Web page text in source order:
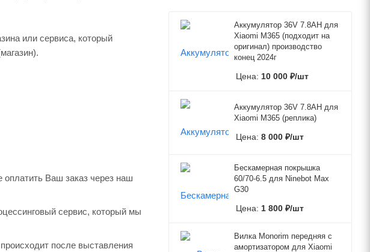
или сервиса, который
оплатить Ваш заказ через наш
сервис, который мы
после выставления
Аккумулятор 36V 7.8AH для
Xiaomi M365 (подходит на
оригинал) производство
конец 2024г
Цена: 10 000 ₽/шт
Аккумулятор 36V 7.8AH для
Xiaomi M365 (реплика)
Цена: 8 000 ₽/шт
Бескамерная покрышка
60/70-6.5 для Ninebot Max
G30
Цена: 1 800 ₽/шт
Вилка Monorim передняя с
амортизатором для Xiaomi